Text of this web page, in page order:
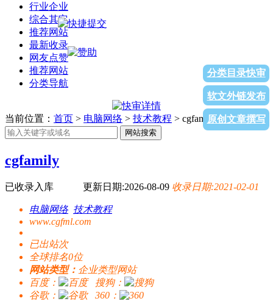
行业企业
综合其它
推荐网站
最新收录
网友点赞
推荐网站
分类导航
分类目录快审
软文外链发布
原创文章撰写
当前位置： 首页 > 电脑网络 > 技术教程 > cgfamily
网站搜索
cgfamily
已收录入库 更新日期:2026-08-09 收录日期:2021-02-01
电脑网络 技术教程
www.cgfml.com
已出站次
全球排名0位
网站类型： 企业类型网站
百度：
搜狗：
谷歌：
360：